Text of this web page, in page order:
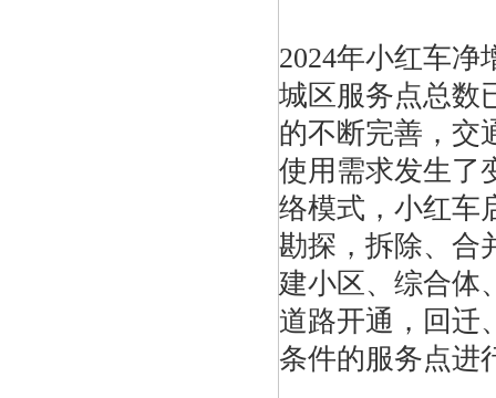
2024年小红车净
城区服务点总数
的不断完善，交
使用需求发生了
络模式，小红车
勘探，拆除、合
建小区、综合体
道路开通，回迁
条件的服务点